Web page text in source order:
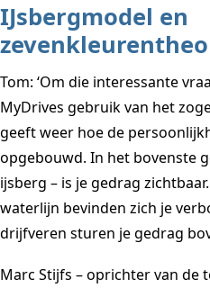
IJsbergmodel en
Tom: ‘Om die interessante
MyDrives gebruik van het
geeft weer hoe de
opgebouwd. In het bovenste
ijsberg – is je gedrag
waterlijn bevinden zich je
drijfveren sturen je gedrag
Marc Stijfs – oprichter van de